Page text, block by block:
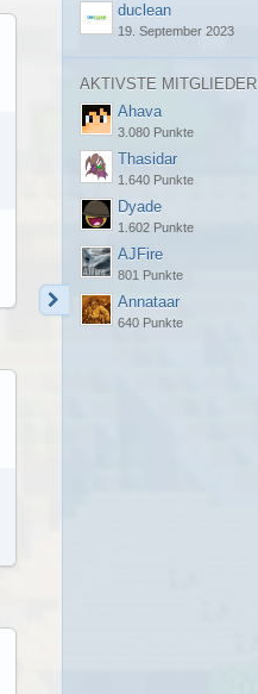
duclean
19. September 2023
AKTIVSTE MITGLIEDER
Ahava
3.080 Punkte
Thasidar
1.640 Punkte
Dyade
1.602 Punkte
AJFire
801 Punkte
Annataar
640 Punkte